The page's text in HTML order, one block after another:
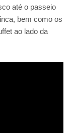
até o passeio
bem como os
ao lado da